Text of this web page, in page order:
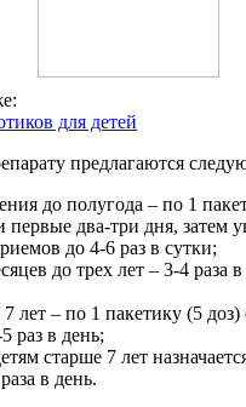
для детей
предлагаются
до полугода – по 1
первые два-три дня, затем
до 4-6 раз в сутки;
до трех лет – 3-4 раза
лет – по 1 пакетику (5 доз)
раз в день;
старше 7 лет
в день.